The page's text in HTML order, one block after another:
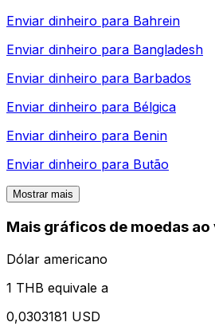
Enviar dinheiro para Bahrein
Enviar dinheiro para Bangladesh
Enviar dinheiro para Barbados
Enviar dinheiro para Bélgica
Enviar dinheiro para Benin
Enviar dinheiro para Butão
Mostrar mais
Mais gráficos de moedas ao
Dólar americano
1 THB equivale a
0,0303181 USD